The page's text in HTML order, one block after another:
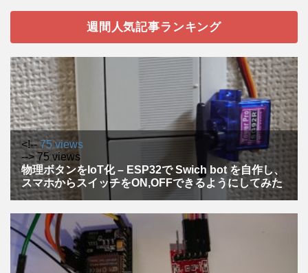
週間人気記事ランキング